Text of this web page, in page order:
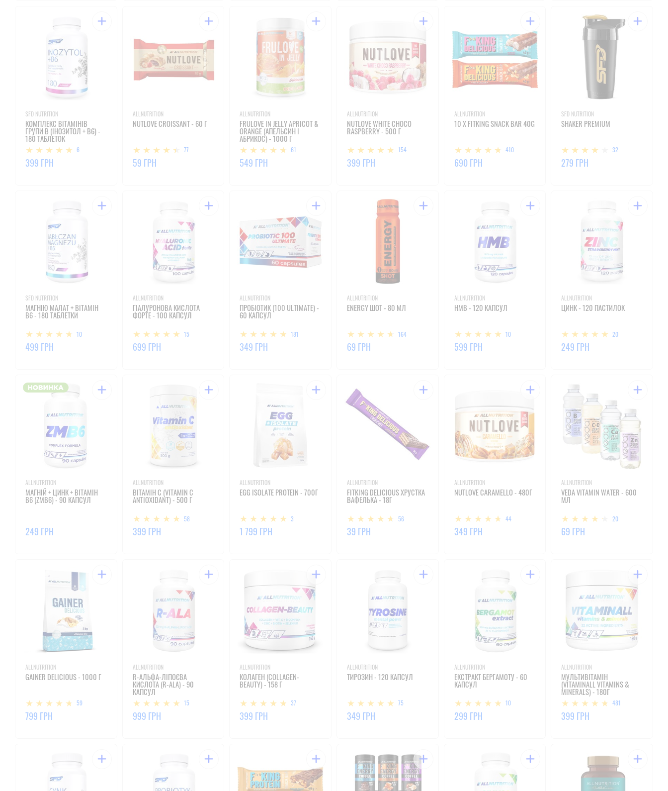
SFD NUTRITION
КОМПЛЕКС ВІТАМІНІВ
ГРУПИ В (ІНОЗИТОЛ + В6) -
180 ТАБЛЕТОК
6
399 ГРН
ALLNUTRITION
NUTLOVE CROISSANT - 60 Г
77
59 ГРН
ALLNUTRITION
FRULOVE IN JELLY APRICOT &
ORANGE (АПЕЛЬСИН І
АБРИКОС) - 1000 Г
61
549 ГРН
ALLNUTRITION
NUTLOVE WHITE CHOCO
RASPBERRY - 500 Г
154
399 ГРН
ALLNUTRITION
10 X FITKING SNACK BAR 40G
410
690 ГРН
SFD NUTRITION
SHAKER PREMIUM
32
279 ГРН
SFD NUTRITION
МАГНІЮ MАЛАТ + ВІТАМІН
B6 - 180 ТАБЛЕТКИ
10
499 ГРН
ALLNUTRITION
ГІАЛУРОНОВА КИСЛОТА
ФОРТЕ - 100 КАПСУЛ
15
699 ГРН
ALLNUTRITION
ПРОБІОТИК (100 ULTIMATE) -
60 КАПСУЛ
181
349 ГРН
ALLNUTRITION
ENERGY ШОТ - 80 МЛ
164
69 ГРН
ALLNUTRITION
HMB - 120 КАПСУЛ
10
599 ГРН
ALLNUTRITION
ЦИНК - 120 ПАСТИЛОК
20
249 ГРН
ALLNUTRITION
МАГНІЙ + ЦИНК + ВІТАМІН
B6 (ZMB6) - 90 КАПСУЛ
249 ГРН
ALLNUTRITION
ВІТАМІН С (VITAMIN C
ANTIOXIDANT) - 500 Г
58
399 ГРН
ALLNUTRITION
EGG ISOLATE PROTEIN - 700Г
3
1 799 ГРН
ALLNUTRITION
FITKING DELICIOUS ХРУСТКА
ВАФЕЛЬКА - 18Г
56
39 ГРН
ALLNUTRITION
NUTLOVE CARAMELLO - 480Г
44
349 ГРН
ALLNUTRITION
VEDA VITAMIN WATER - 600
МЛ
20
69 ГРН
ALLNUTRITION
GAINER DELICIOUS - 1000 Г
59
799 ГРН
ALLNUTRITION
R-АЛЬФА-ЛІПОЄВА
КИСЛОТА (R-ALA) - 90
КАПСУЛ
15
999 ГРН
ALLNUTRITION
КОЛАГЕН (COLLAGEN-
BEAUTY) - 158 Г
37
399 ГРН
ALLNUTRITION
ТИРОЗИН - 120 КАПСУЛ
75
349 ГРН
ALLNUTRITION
ЕКСТРАКТ БЕРГАМОТУ - 60
КАПСУЛ
10
299 ГРН
ALLNUTRITION
МУЛЬТИВІТАМІН
(VITAMINALL VITAMINS &
MINERALS) - 180Г
481
399 ГРН